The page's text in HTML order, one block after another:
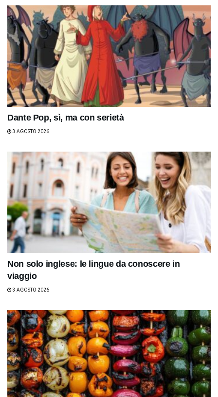
Dante Pop, sì, ma con serietà
3 AGOSTO 2026
Non solo inglese: le lingue da conoscere in
viaggio
3 AGOSTO 2026